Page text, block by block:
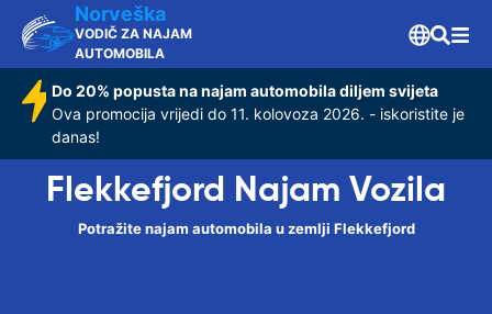
Norveška
VODIČ ZA NAJAM
AUTOMOBILA
Do 20% popusta na najam automobila diljem svijeta
Ova promocija vrijedi do 11. kolovoza 2026. - iskoristite je
danas!
Flekkefjord Najam Vozila
Potražite najam automobila u zemlji Flekkefjord